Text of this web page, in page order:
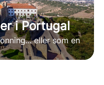
i Portugal
eller som en